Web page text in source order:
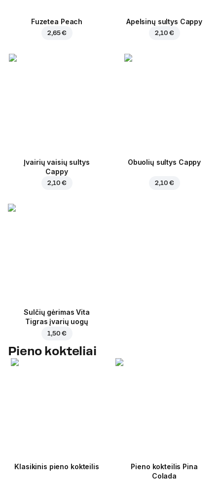
Fuzetea Peach
2,65 €
Apelsinų sultys Cappy
2,10 €
Įvairių vaisių sultys
Cappy
2,10 €
Obuolių sultys Cappy
2,10 €
Sulčių gėrimas Vita
Tigras įvarių uogų
1,50 €
Pieno kokteliai
Klasikinis pieno kokteilis
Pieno kokteilis Pina
Colada